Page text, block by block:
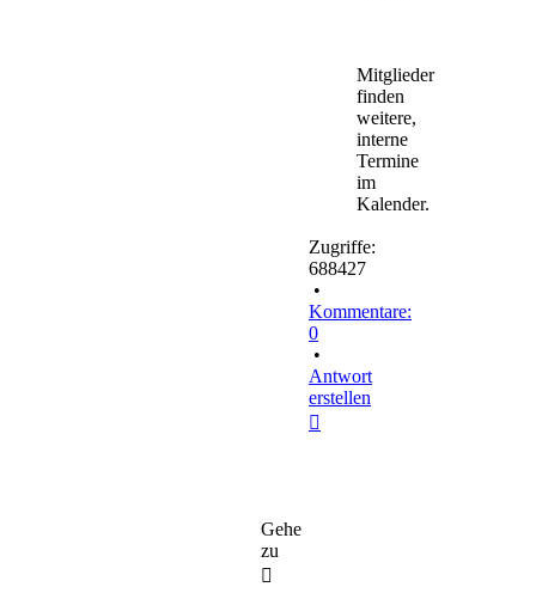
Mitglieder
finden
weitere,
interne
Termine
im
Kalender.
Zugriffe:
688427
•
Kommentare:
0
•
Antwort
erstellen
Gehe
zu